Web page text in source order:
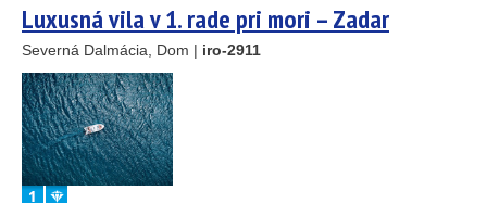
Luxusná vila v 1. rade pri mori – Zadar
Severná Dalmácia, Dom | iro-2911